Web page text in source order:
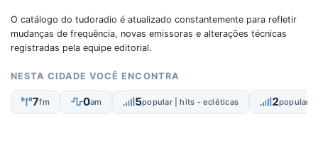
O catálogo do tudoradio é atualizado constantemente para refletir
mudanças de frequência, novas emissoras e alterações técnicas
registradas pela equipe editorial.
NESTA CIDADE VOCÊ ENCONTRA
7fm 0am 5popular | hits - ecléticas 2popular |